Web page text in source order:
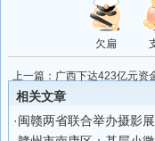
欠扁
上一篇： 广西下达423亿元资
相关文章
·闽赣两省联合举办摄影展